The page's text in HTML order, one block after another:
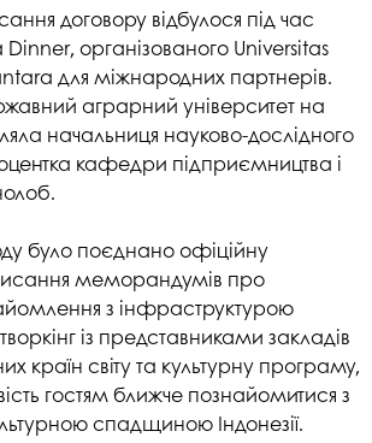
договору відбулося під час
організованого Universitas
для міжнародних партнерів.
аграрний університет на
начальниця науково-дослідного
кафедри підприємництва і
було поєднано офіційну
меморандумів про
з інфраструктурою
із представниками закладів
країн світу та культурну програму,
гостям ближче познайомитися з
спадщиною Індонезії.